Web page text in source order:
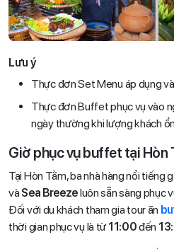
Lưu ý
Thực đơn Set Menu áp dụng
Thực đơn Buffet phục vụ vào
ngày thường khi lượng khách
Giờ phục vụ buffet tại Hòn
Tại Hòn Tằm, ba nhà hàng nổi tiếng
và Sea Breezeluôn sẵn sàng phục
Đối với du khách tham gia tour ăn
thời gian phục vụ là từ 11:00đến